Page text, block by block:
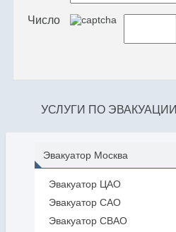
Число
УСЛУГИ ПО ЭВАКУАЦИИ
Эвакуатор Москва
Эвакуатор ЦАО
Эвакуатор САО
Эвакуатор СВАО